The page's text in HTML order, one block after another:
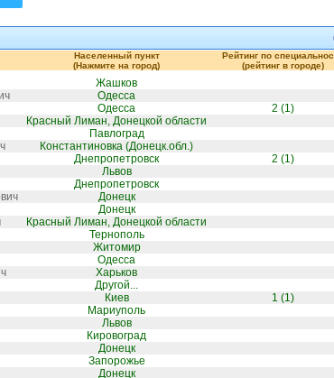
Населенный пункт
(Нажмите на город)
Рейтинг по
(рейтинг в городе)
Жашков
Одесса
Одесса 2 (1)
Красный Лиман, Донецкой области
Павлоград
Константиновка (Донецк.обл.)
Днепропетровск 2 (1)
Львов
Днепропетровск
Донецк
Донецк
Красный Лиман, Донецкой области
Тернополь
Житомир
Одесса
Харьков
Другой...
Киев 1 (1)
Мариуполь
Львов
Кировоград
Донецк
Запорожье
Донецк